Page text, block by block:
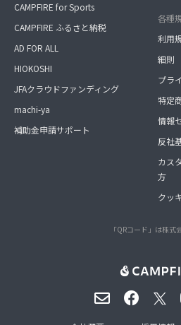
CAMPFIRE for Sports
CAMPFIRE ふるさと納税
AD FOR ALL
HIOKOSHI
JFAクラウドファンディング
machi-ya
補助金申請サポート
各種
利用
細則
プラ
特定
情報
反社
カス
方
クッ
「QRコード」は株式